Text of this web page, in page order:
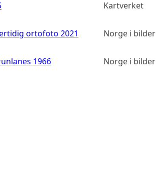
Kartverket
ortofoto 2021 Norge i bilder
1966 Norge i bilder